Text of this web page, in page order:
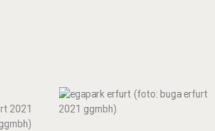
Erfurt 2021 mit Blumen,
architektonischen Veränderungen
und Gartenlandschaft. Turm des